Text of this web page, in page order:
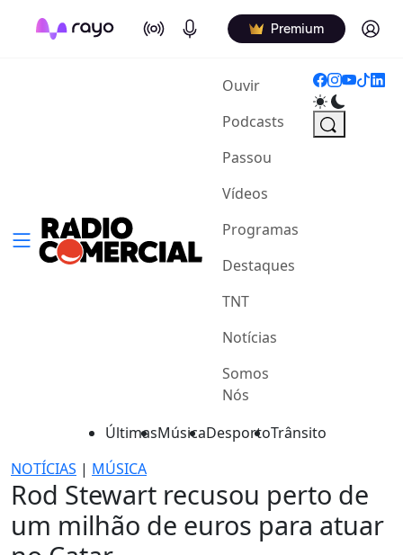
On Air Podcasts Premium Log in
Ouvir(current)
Podcasts
Passou
Vídeos
Programas
Destaques
TNT
Notícias
Somos
Nós
ÚltimasMúsicaDesportoTrânsito
NOTÍCIAS | MÚSICA
Rod Stewart recusou perto de
um milhão de euros para atuar